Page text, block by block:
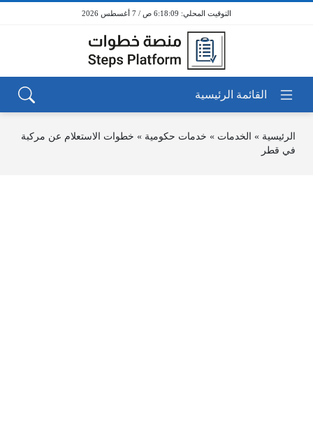
6:18:09 ص / 7 أغسطس 2026
الرئيسية » الخدمات » خدمات حكومية » خطوات الاستعلام عن مركبة
في قطر